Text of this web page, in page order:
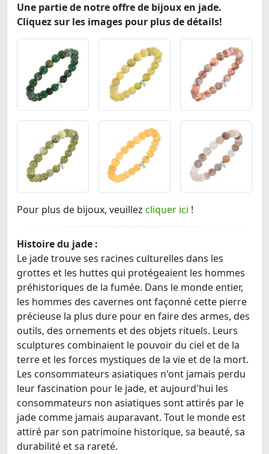
Une partie de notre offre de bijoux en jade.
Cliquez sur les images pour plus de détails!
Pour plus de bijoux, veuillez cliquer ici !
Histoire du jade :
Le jade trouve ses racines culturelles dans les
grottes et les huttes qui protégeaient les hommes
préhistoriques de la fumée. Dans le monde entier,
les hommes des cavernes ont façonné cette pierre
précieuse la plus dure pour en faire des armes, des
outils, des ornements et des objets rituels. Leurs
sculptures combinaient le pouvoir du ciel et de la
terre et les forces mystiques de la vie et de la mort.
Les consommateurs asiatiques n'ont jamais perdu
leur fascination pour le jade, et aujourd'hui les
consommateurs non asiatiques sont attirés par le
jade comme jamais auparavant. Tout le monde est
attiré par son patrimoine historique, sa beauté, sa
durabilité et sa rareté.